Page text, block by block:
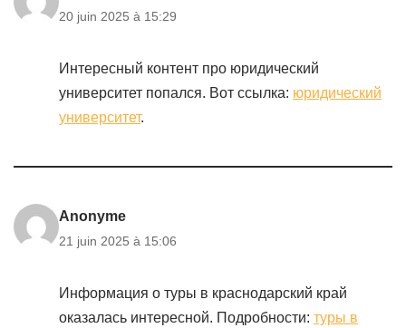
20 juin 2025 à 15:29
Интересный контент про юридический
университет попался. Вот ссылка: юридический
университет.
Anonyme
21 juin 2025 à 15:06
Информация о туры в краснодарский край
оказалась интересной. Подробности: туры в